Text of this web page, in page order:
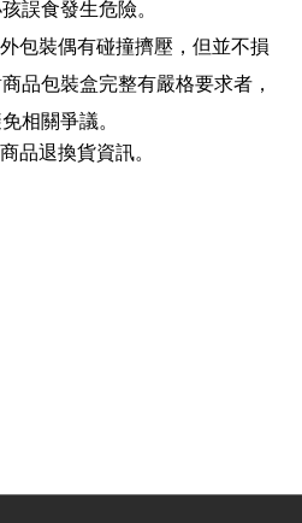
誤食發生危險。
包裝偶有碰撞擠壓，但並不損
品包裝盒完整有嚴格要求者，
相關爭議。
品退換貨資訊。